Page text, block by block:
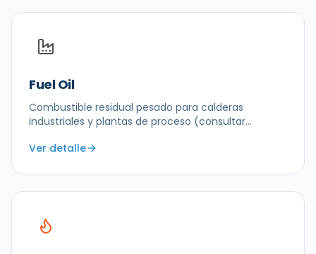
Fuel Oil
Combustible residual pesado para calderas
industriales y plantas de proceso (consultar
Ver detalle